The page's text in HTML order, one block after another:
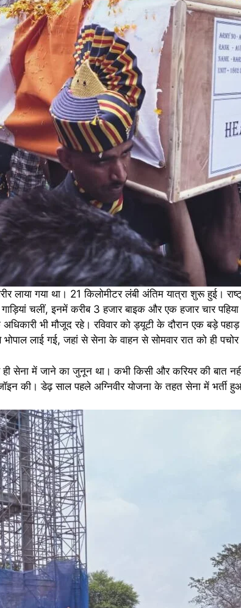
लाया गया था। 21 किलोमीटर लंबी अंतिम यात्रा शुरू हुई।
चलीं, इनमें करीब 3 हजार बाइक और एक हजार चार
भी मौजूद रहे। रविवार को ड्यूटी के दौरान एक बड़े
लाई गई, जहां से सेना के वाहन से सोमवार रात को ही पचोर
ही सेना में जाने का जुनून था। कभी किसी और करियर की बात
की। डेढ़ साल पहले अग्निवीर योजना के तहत सेना में भर्ती